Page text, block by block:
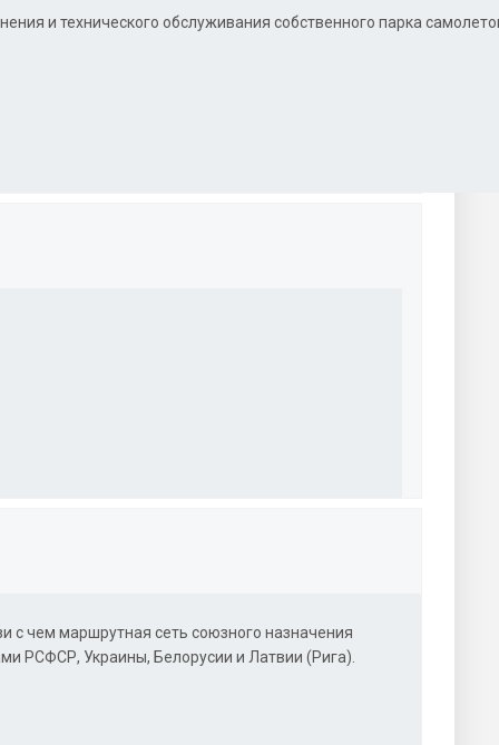
и технического обслуживания собственного парка
с чем маршрутная сеть союзного назначения
РСФСР, Украины, Белорусии и Латвии (Рига).